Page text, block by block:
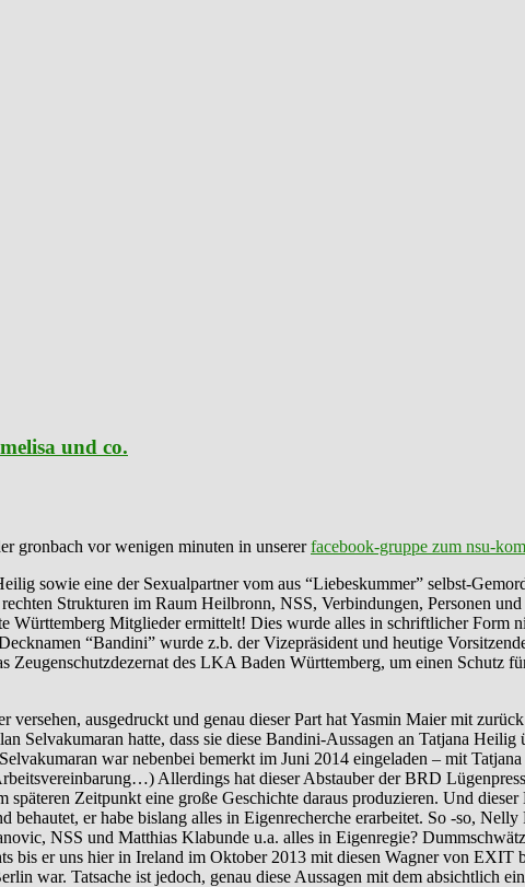
und co.
gronbach vor wenigen minuten in unsererfacebook-gruppe zum nsu-
sowie eine der Sexualpartner vom aus “Liebeskummer” selbst-
Strukturen im Raum Heilbronn, NSS, Verbindungen, Personen
Mitglieder ermittelt! Dies wurde alles in schriftlicher Form
“Bandini” wurde z.b. der Vizepräsident und heutige
des LKA Baden Württemberg, um einen Schutz
ausgedruckt und genau dieser Part hat Yasmin Maier mit
Selvakumaran hatte, dass sie diese Bandini-Aussagen an Tatjana Heilig
war nebenbei bemerkt im Juni 2014 eingeladen – mit
Allerdings hat dieser Abstauber der BRD
Zeitpunkt eine große Geschichte daraus produzieren. Und dieser
er habe bislang alles in Eigenrecherche erarbeitet. So -so,
NSS und Matthias Klabunde u.a. alles in Eigenregie?
er uns hier in Ireland im Oktober 2013 mit diesen Wagner von EXIT
war. Tatsache ist jedoch, genau diese Aussagen mit dem absichtlich